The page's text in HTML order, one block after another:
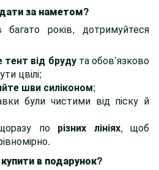
за наметом?
років, дотримуйтеся
від брудута обов’язково
цвілі;
шви силіконом;
були чистими від піску й
по різних лініях, щоб
в подарунок?